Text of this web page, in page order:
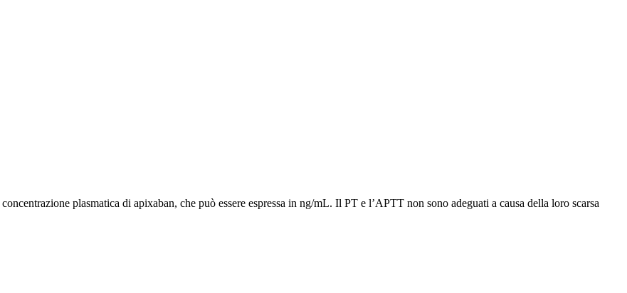
plasmatica di apixaban, che può essere espressa in ng/mL. Il PT e l’APTT non sono adeguati a causa della loro scarsa